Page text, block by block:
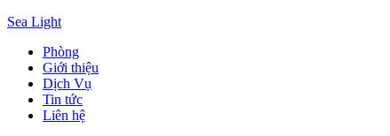
Sea Light
Phòng
Giới thiệu
Dịch Vụ
Tin tức
Liên hệ